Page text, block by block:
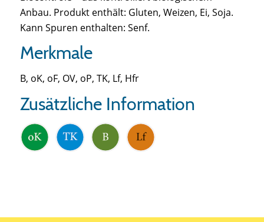
Anbau. Produkt enthält: Gluten, Weizen, Ei, Soja.
Kann Spuren enthalten: Senf.
Merkmale
B, oK, oF, OV, oP, TK, Lf, Hfr
Zusätzliche Information